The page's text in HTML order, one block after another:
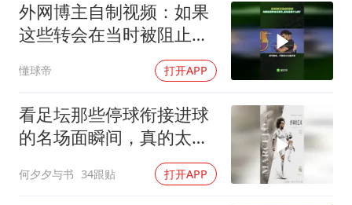
外网博主自制视频：如果
这些转会在当时被阻止，
足坛现在会是什么样？
懂球帝 打开APP
看足坛那些停球衔接进球
的名场面瞬间，真的太有
何夕夕与书 34跟贴 打开APP